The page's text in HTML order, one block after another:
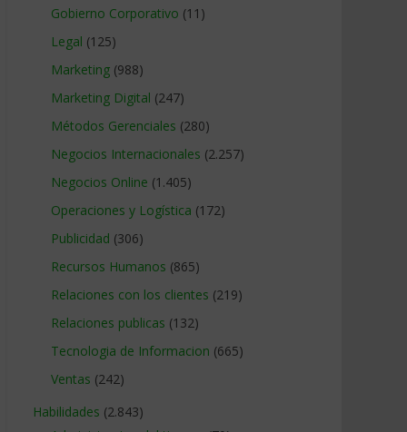
Gobierno Corporativo (11)
Legal (125)
Marketing (988)
Marketing Digital (247)
Métodos Gerenciales (280)
Negocios Internacionales (2.257)
Negocios Online (1.405)
Operaciones y Logística (172)
Publicidad (306)
Recursos Humanos (865)
Relaciones con los clientes (219)
Relaciones publicas (132)
Tecnologia de Informacion (665)
Ventas (242)
Habilidades (2.843)